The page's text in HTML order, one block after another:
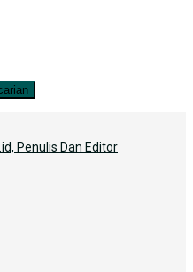
Penulis Dan Editor